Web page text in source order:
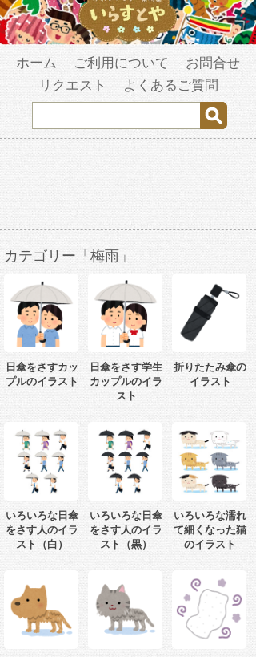
ホーム ご利用について
お問合せ
リクエスト
よくあるご質問
カテゴリー「梅雨」
日傘をさすカッ
プルのイラスト
日傘をさす学生
カップルのイラ
スト
折りたたみ傘の
イラスト
いろいろな日傘
をさす人のイラ
スト（白）
いろいろな日傘
をさす人のイラ
スト（黒）
いろいろな濡れ
て細くなった猫
のイラスト